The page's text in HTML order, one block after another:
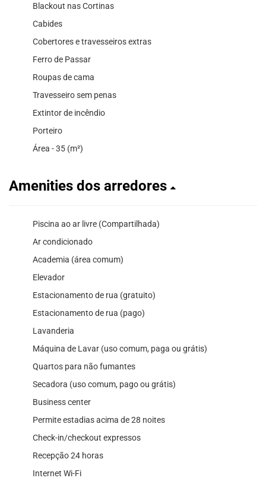
Blackout nas Cortinas
Cabides
Cobertores e travesseiros extras
Ferro de Passar
Roupas de cama
Travesseiro sem penas
Extintor de incêndio
Porteiro
Área - 35 (m²)
Amenities dos arredores
Piscina ao ar livre (Compartilhada)
Ar condicionado
Academia (área comum)
Elevador
Estacionamento de rua (gratuito)
Estacionamento de rua (pago)
Lavanderia
Máquina de Lavar (uso comum, paga ou grátis)
Quartos para não fumantes
Secadora (uso comum, pago ou grátis)
Business center
Permite estadias acima de 28 noites
Check-in/checkout expressos
Recepção 24 horas
Internet Wi-Fi